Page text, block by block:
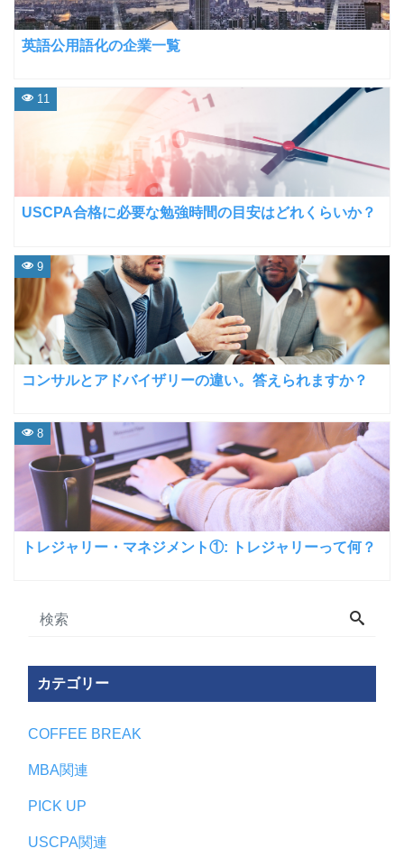
英語公用語化の企業一覧
USCPA合格に必要な勉強時間の目安はどれくらいか？
11
コンサルとアドバイザリーの違い。答えられますか？
9
トレジャリー・マネジメント①: トレジャリーって何？
8
カテゴリー
COFFEE BREAK
MBA関連
PICK UP
USCPA関連